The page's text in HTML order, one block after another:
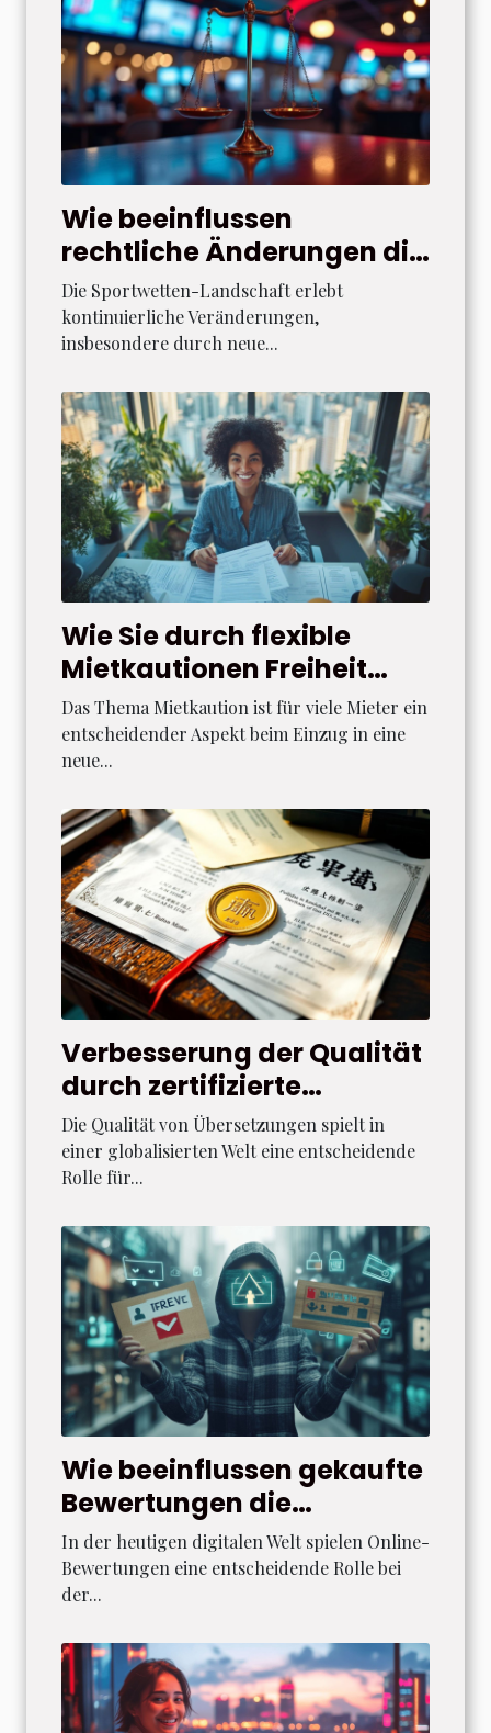
Wie beeinflussen
rechtliche Änderungen die
Sportwetten-Landschaft?
Die Sportwetten-Landschaft erlebt
kontinuierliche Veränderungen,
insbesondere durch neue...
Wie Sie durch flexible
Mietkautionen Freiheit
gewinnen können?
Das Thema Mietkaution ist für viele Mieter ein
entscheidender Aspekt beim Einzug in eine
neue...
Verbesserung der Qualität
durch zertifizierte
Übersetzungsdienstleistungen
Die Qualität von Übersetzungen spielt in
einer globalisierten Welt eine entscheidende
Rolle für...
Wie beeinflussen gekaufte
Bewertungen die
Kundenentscheidung?
In der heutigen digitalen Welt spielen Online-
Bewertungen eine entscheidende Rolle bei
der...